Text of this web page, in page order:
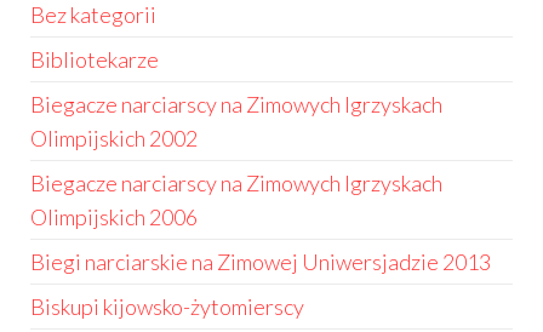
Bez kategorii
Bibliotekarze
Biegacze narciarscy na Zimowych Igrzyskach
Olimpijskich 2002
Biegacze narciarscy na Zimowych Igrzyskach
Olimpijskich 2006
Biegi narciarskie na Zimowej Uniwersjadzie 2013
Biskupi kijowsko-żytomierscy